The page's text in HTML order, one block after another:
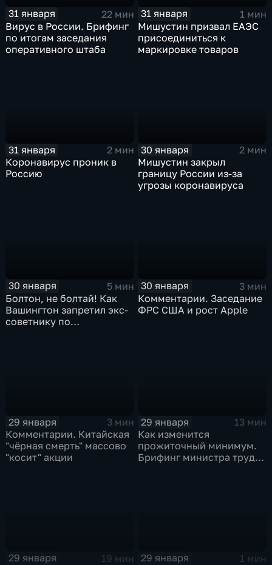
31 января
22 мин
Вирус в России. Брифинг
по итогам заседания
оперативного штаба
31 января
1 мин
Мишустин призвал ЕАЭС
присоединиться к
маркировке товаров
31 января
2 мин
Коронавирус проник в
Россию
30 января
2 мин
Мишустин закрыл
границу России из-за
угрозы коронавируса
30 января
5 мин
Болтон, не болтай! Как
Вашингтон запретил экс-
советнику по
30 января
3 мин
Комментарии. Заседание
ФРС США и рост Apple
29 января
3 мин
Комментарии. Китайская
"чёрная смерть" массово
"косит" акции
29 января
13 мин
Как изменится
прожиточный минимум.
Брифинг министра труда
29 января
19 мин
29 января
1 мин